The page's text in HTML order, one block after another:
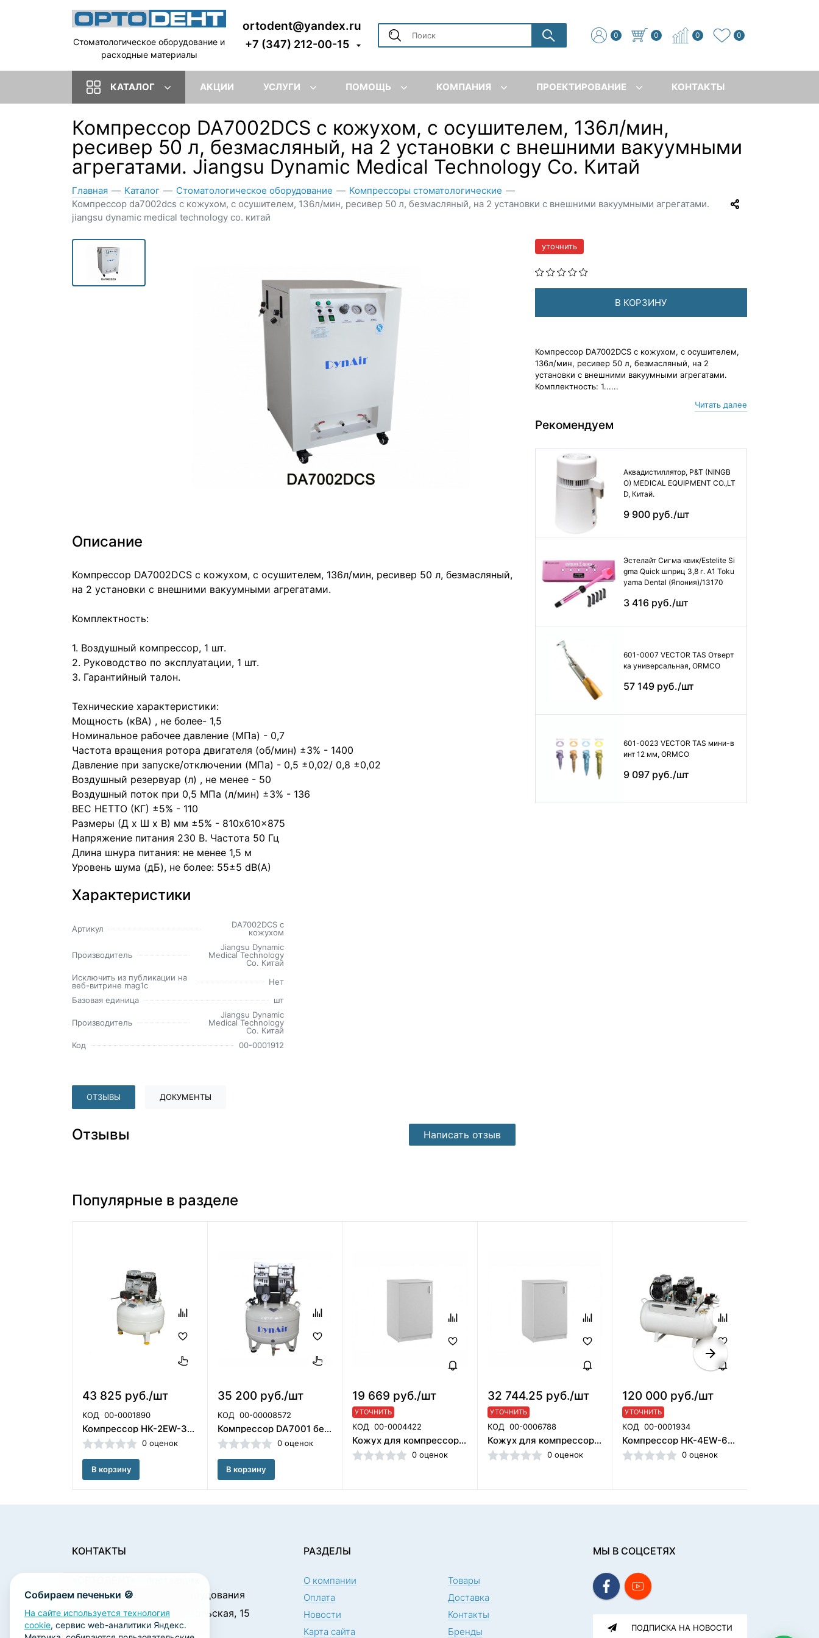
Стоматологическое оборудование и
расходные материалы
ortodent@yandex.ru
+7 (347) 212-00-15
0 0 0 0
КАТАЛОГ АКЦИИ УСЛУГИ ПОМОЩЬ КОМПАНИЯ ПРОЕКТИРОВАНИЕ КОНТАКТЫ
Компрессор DA7002DCS с кожухом, с осушителем, 136л/мин,
ресивер 50 л, безмасляный, на 2 установки с внешними вакуумными
агрегатами. Jiangsu Dynamic Medical Technology Co. Китай
Главная — Каталог — Стоматологическое оборудование — Компрессоры стоматологические —
Компрессор da7002dcs с кожухом, с осушителем, 136л/мин, ресивер 50 л, безмасляный, на 2 установки с внешними вакуумными агрегатами.
jiangsu dynamic medical technology co. китай
Описание
Компрессор DA7002DCS с кожухом, с осушителем, 136л/мин, ресивер 50 л, безмасляный,
на 2 установки с внешними вакуумными агрегатами.
Комплектность:
1. Воздушный компрессор, 1 шт.
2. Руководство по эксплуатации, 1 шт.
3. Гарантийный талон.
Технические характеристики:
Мощность (кВА) , не более- 1,5
Номинальное рабочее давление (МПа) - 0,7
Частота вращения ротора двигателя (об/мин) ±3% - 1400
Давление при запуске/отключении (МПа) - 0,5 ±0,02/ 0,8 ±0,02
Воздушный резервуар (л) , не менее - 50
Воздушный поток при 0,5 МПа (л/мин) ±3% - 136
ВЕС НЕТТО (КГ) ±5% - 110
Размеры (Д x Ш x В) мм ±5% - 810x610x875
Напряжение питания 230 В. Частота 50 Гц
Длина шнура питания: не менее 1,5 м
Уровень шума (дБ), не более: 55±5 dB(A)
Характеристики
Артикул
DA7002DCS с
кожухом
Производитель
Jiangsu Dynamic
Medical Technology
Co. Китай
Исключить из публикации на
веб-витрине mag1c
Нет
Базовая единица
шт
Производитель
Jiangsu Dynamic
Medical Technology
Co. Китай
Код
00-0001912
ОТЗЫВЫ ДОКУМЕНТЫ
Отзывы Написать отзыв
уточнить
В КОРЗИНУ
Компрессор DA7002DCS с кожухом, с осушителем,
136л/мин, ресивер 50 л, безмасляный, на 2
установки с внешними вакуумными агрегатами.
Комплектность: 1......
Читать далее
Рекомендуем
Аквадистиллятор, P&T (NINGB
O) MEDICAL EQUIPMENT CO.,LT
D, Китай.
9 900 руб./шт
Эстелайт Сигма квик/Estelite Si
gma Quick шприц 3,8 г. А1 Toku
yama Dental (Япония)/13170
3 416 руб./шт
601-0007 VECTOR TAS Отверт
ка универсальная, ORMCO
57 149 руб./шт
601-0023 VECTOR TAS мини-в
инт 12 мм, ORMCO
9 097 руб./шт
Популярные в разделе
43 825 руб./шт
КОД 00-0001890
Компрессор HK-2EW-35 (100л) Mercury (без кожуха), Foshan Hongke Medical Instrument Factory (Китай)
0 оценок
В корзину
35 200 руб./шт
КОД 00-00008572
Компрессор DA7001 без кожуха, 68 л/мин, ресивер 30 л, безмасляный, на 1 установку с внешним вакуумным агрегатом. Jiangsu Dynamic Medical Technology Co. Китай
0 оценок
В корзину
19 669 руб./шт
УТОЧНИТЬ
КОД 00-0004422
Кожух для компрессора (540х540х885), 1 вентилятор
0 оценок
32 744.25 руб./шт
УТОЧНИТЬ
КОД 00-0006788
Кожух для компрессора металлический (570×570×860 м), 1 вентилятор
0 оценок
120 000 руб./шт
УТОЧНИТЬ
КОД 00-0001934
Компрессор HK-4EW-65 (200л) Mercury, Foshan Hongke Medical Instrument Factory (Китай)
0 оценок
Собираем печеньки 🍪
На сайте используется технология
cookie, сервис web-аналитики Яндекс.
КОНТАКТЫ
стоматологического оборудования
450001, г. Уфа ул. Комсомольская, 15
Пн. - Чт.: 09:00 - 18:00
РАЗДЕЛЫ
О компании
Товары
Оплата
Доставка
Новости
Контакты
Карта сайта
Бренды
МЫ В СОЦСЕТЯХ
ПОДПИСКА НА НОВОСТИ